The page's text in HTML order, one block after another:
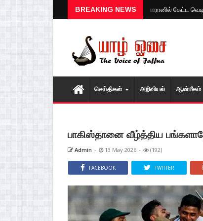
BREAKING NEWS
ஈரானில் கேட்ட
செய்திகள் அறிவியல் ஆன்மீகம்
பாகிஸ்தானை வீழ்த்திய
Admin - 13 May 2026 - (192)
FACEBOOK TWITTER